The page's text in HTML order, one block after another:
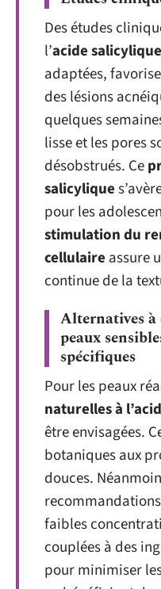
Des études
l’acide salicylique
adaptées,
des lésions
quelques
lisse et les pores
désobstrués. Ce
salicylique
pour les
stimulation du
cellulaire assure
continue de la
Alternatives à
peaux
spécifiques
Pour les peaux
naturelles à
être envisagées.
botaniques aux
douces.
faibles
couplées à des
pour minimiser